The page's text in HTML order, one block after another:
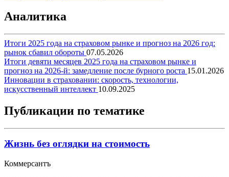
Аналитика
Итоги 2025 года на страховом рынке и прогноз на 2026 год:
рынок сбавил обороты 07.05.2026
Итоги девяти месяцев 2025 года на страховом рынке и
прогноз на 2026-й: замедление после бурного роста 15.01.2026
Инновации в страховании: скорость, технологии,
искусственный интеллект 10.09.2025
Публикации по тематике
Жизнь без оглядки на стоимость
Коммерсантъ